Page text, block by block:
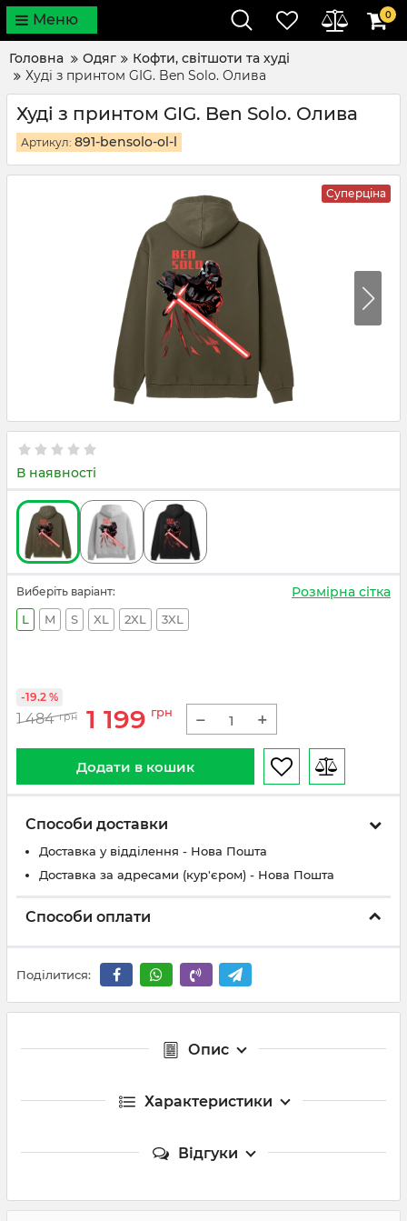
Меню 0
Головна Одяг
Кофти, світшоти та худі
Худі з принтом GIG. Ben Solo. Олива
Худі з принтом GIG. Ben Solo. Олива
Артикул: 891-bensolo-ol-l
Суперціна
В наявності
Виберіть варіант:
L M S XL 2XL 3XL
Розмірна сітка
1 484 грн 1 199 грн
-19.2 %
− +
Додати в кошик
Способи доставки
Доставка у відділення - Нова Пошта
Доставка за адресами (кур'єром) - Нова Пошта
Способи оплати
Поділитися:
Опис
Характеристики
Відгуки